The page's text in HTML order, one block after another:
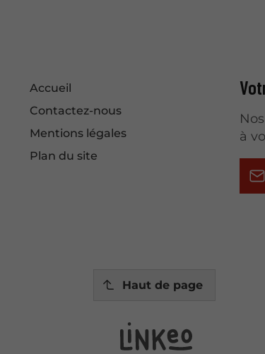
Accueil
Contactez-nous
Mentions légales
Plan du site
à
Haut de page